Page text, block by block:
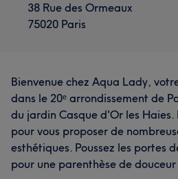
38 Rue des Ormeaux
75020 Paris
Bienvenue chez Aqua Lady,
dans le 20ᵉ arrondissement de
du jardin Casque d'Or les
pour vous proposer de
esthétiques. Poussez les portes
pour une parenthèse de douceur